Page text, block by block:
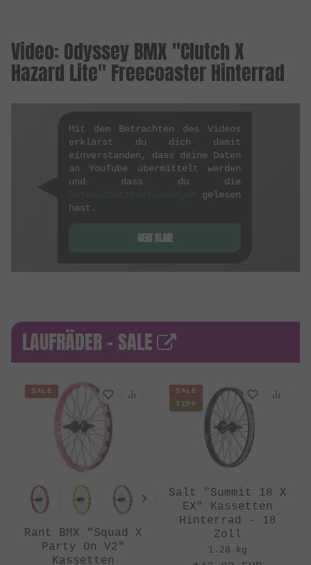
Video: Odyssey BMX "Clutch X
Hazard Lite" Freecoaster Hinterrad
Mit dem Betrachten des Videos
erklärst du dich damit
einverstanden, dass deine Daten
an YouTube übermittelt werden
und dass du die
gelesen
hast.
GEHT KLAR!
LAUFRÄDER - SALE
SALE
Rant BMX "Squad X
Party On V2"
Kassetten
SALE
TIPP
Salt "Summit 18 X
EX" Kassetten
Hinterrad - 18
Zoll
1.28 kg